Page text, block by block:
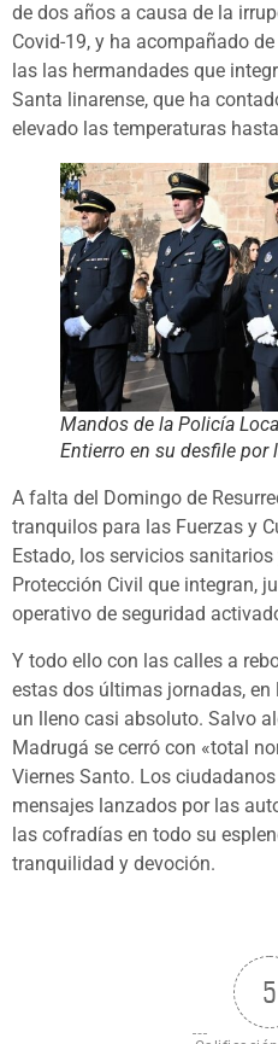
de dos años a causa de la
Covid-19, y ha acompañado
las las hermandades que
Santa linarense, que ha
elevado las temperaturas
Mandos de la Policía
Entierro en su desfile por
A falta del Domingo de
tranquilos para las Fuerzas y
Estado, los servicios
Protección Civil que integran,
operativo de seguridad
Y todo ello con las calles a
estas dos últimas jornadas,
un lleno casi absoluto. Salvo
Madrugá se cerró con «total
Viernes Santo. Los
mensajes lanzados por las
las cofradías en todo su
tranquilidad y devoción.
5